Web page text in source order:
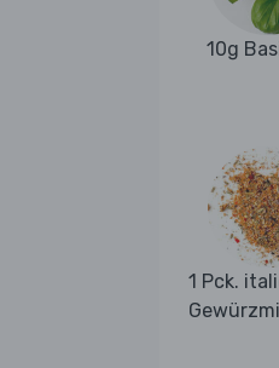
10g
1 Pck.